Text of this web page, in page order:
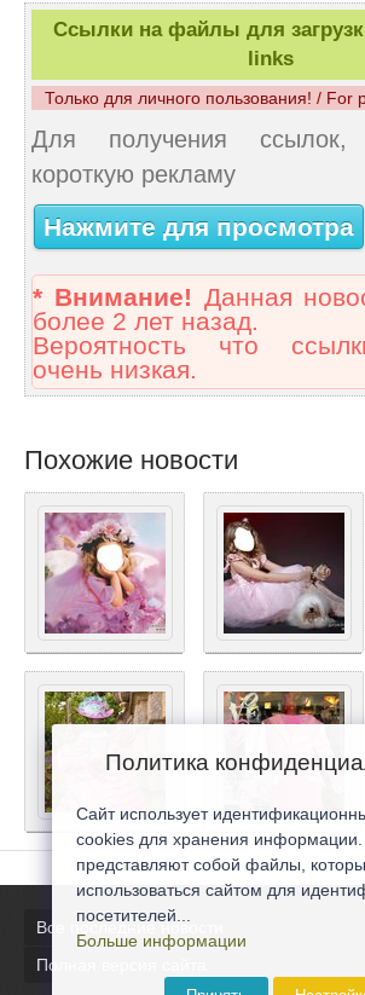
Ссылки на файлы для
links
Только для личного пользования! / For
Для получения ссылок,
короткую рекламу
Нажмите для просмотра
* Внимание! Данная
более 2 лет назад.
Вероятность что
очень низкая.
Похожие новости
Все последние новости
Полная версия сайта
Политика
Сайт использует
cookies для хранения
представляют собой файлы,
использоваться сайтом для
посетителей...
Больше информации